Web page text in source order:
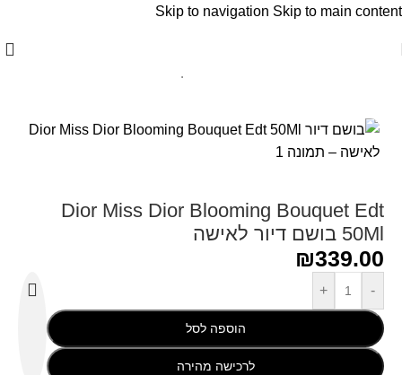
Skip to navigation Skip to main content
Dior Miss Dior Blooming Bouquet Edt
50Ml בושם דיור לאישה
₪339.00
-
+
הוספה לסל
לרכישה מהירה